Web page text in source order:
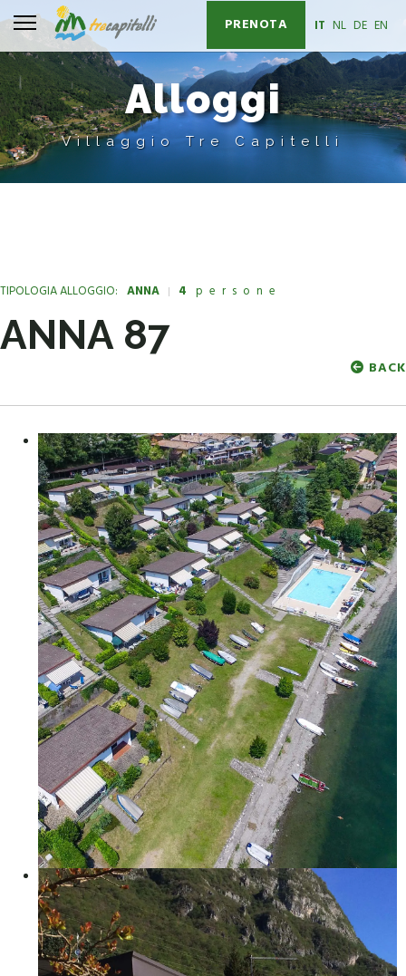
PRENOTA Seleziona la tua
IT NL DE EN
Alloggi
Villaggio Tre Capitelli
TIPOLOGIA ALLOGGIO: ANNA 4 persone
ANNA 87
BACK